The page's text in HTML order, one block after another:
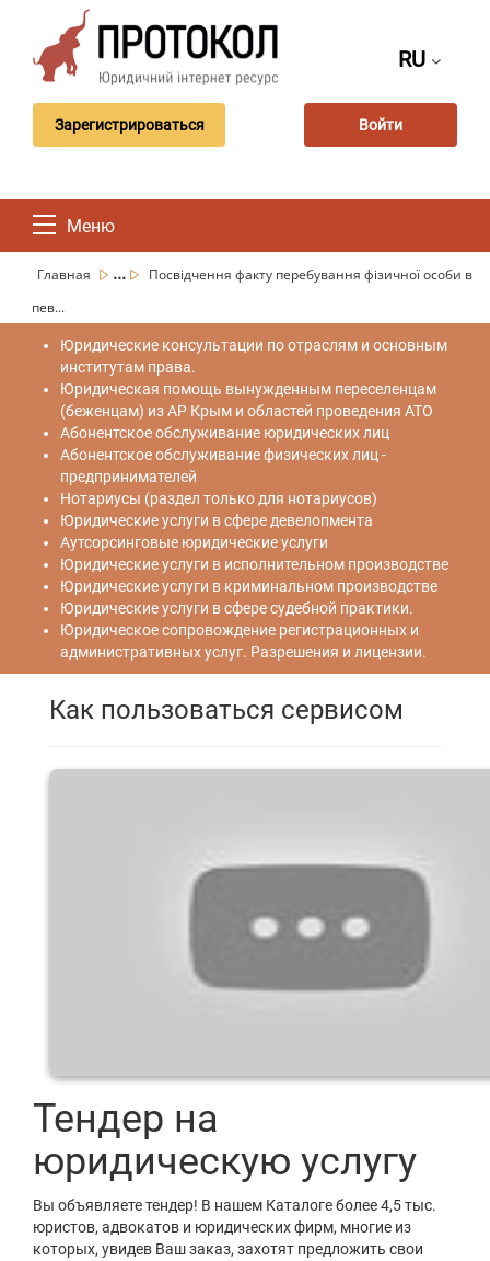
RU
Зарегистрироваться Войти
Меню
Главная ...
Посвідчення факту перебування фізичної особи в
пев...
Юридические консультации по отраслям и основным
институтам права.
Юридическая помощь вынужденным переселенцам
(беженцам) из АР Крым и областей проведения АТО
Абонентское обслуживание юридических лиц
Абонентское обслуживание физических лиц -
предпринимателей
Нотариусы (раздел только для нотариусов)
Юридические услуги в сфере девелопмента
Аутсорсинговые юридические услуги
Юридические услуги в исполнительном производстве
Юридические услуги в криминальном производстве
Юридические услуги в сфере судебной практики.
Юридическое сопровождение регистрационных и
административных услуг. Разрешения и лицензии.
Как пользоваться сервисом
Тендер на
юридическую услугу
Вы объявляете тендер! В нашем Каталоге более 4,5 тыс.
юристов, адвокатов и юридических фирм, многие из
которых, увидев Ваш заказ, захотят предложить свои